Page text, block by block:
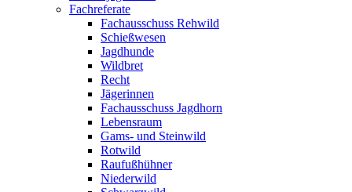
Fachreferate
Fachausschuss Rehwild
Schießwesen
Jagdhunde
Wildbret
Recht
Jägerinnen
Fachausschuss Jagdhorn
Lebensraum
Gams- und Steinwild
Rotwild
Raufußhühner
Niederwild